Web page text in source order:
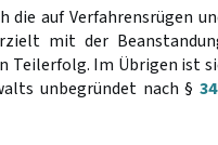
auf Verfahrensrügen
mit der
Teilerfolg. Im Übrigen ist
unbegründet nach §